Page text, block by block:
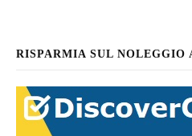
RISPARMIA SUL NOLEGGIO